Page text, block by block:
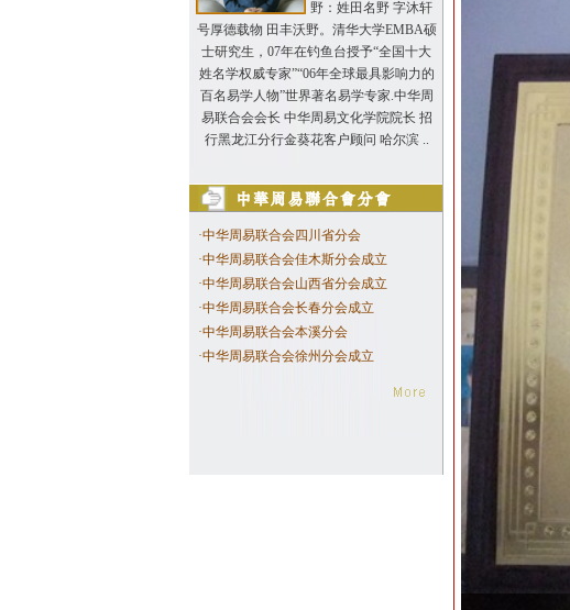
野：姓田名野 字沐轩
号厚德载物 田丰沃野。清华大学EMBA硕
士研究生，07年在钓鱼台授予“全国十大
姓名学权威专家”“06年全球最具影响力的
百名易学人物”世界著名易学专家.中华周
易联合会会长 中华周易文化学院院长 招
行黑龙江分行金葵花客户顾问 哈尔滨 ..
·中华周易联合会四川省分会
·中华周易联合会佳木斯分会成立
·中华周易联合会山西省分会成立
·中华周易联合会长春分会成立
·中华周易联合会本溪分会
·中华周易联合会徐州分会成立